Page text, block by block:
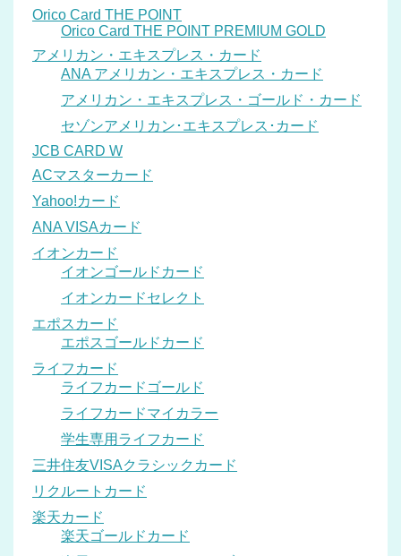
Orico Card THE POINT
Orico Card THE POINT PREMIUM GOLD
アメリカン・エキスプレス・カード
ANA アメリカン・エキスプレス・カード
アメリカン・エキスプレス・ゴールド・カード
セゾンアメリカン･エキスプレス･カード
JCB CARD W
ACマスターカード
Yahoo!カード
ANA VISAカード
イオンカード
イオンゴールドカード
イオンカードセレクト
エポスカード
エポスゴールドカード
ライフカード
ライフカードゴールド
ライフカードマイカラー
学生専用ライフカード
三井住友VISAクラシックカード
リクルートカード
楽天カード
楽天ゴールドカード